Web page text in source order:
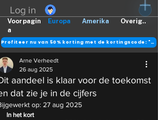
Log in
Europa Amerika Overig..
Voorpagin
a
Profiteer nu van 50% korting met de kortingscode: "DANK"
aandeel is klaar voor de toekomst
dat zie je in de cijfers
Arne Verheedt
26 aug 2025
op: 27 aug 2025
In het kort